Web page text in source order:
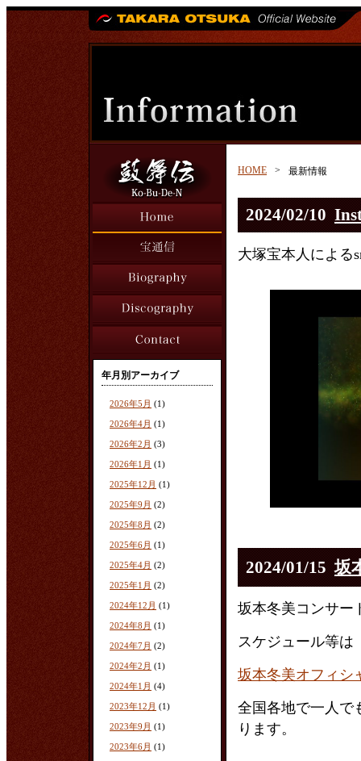
年月別アーカイブ
2026年5月 (1)
2026年4月 (1)
2026年2月 (3)
2026年1月 (1)
2025年12月 (1)
2025年9月 (2)
2025年8月 (2)
2025年6月 (1)
2025年4月 (2)
2025年1月 (2)
2024年12月 (1)
2024年8月 (1)
2024年7月 (2)
2024年2月 (1)
2024年1月 (4)
2023年12月 (1)
2023年9月 (1)
2023年6月 (1)
HOME > 最新情報
2024/02/10
大塚宝本人による
2024/01/15 坂
坂本冬美コンサ
スケジュール等は
坂本冬美オフィシ
全国各地で一人で
ります。